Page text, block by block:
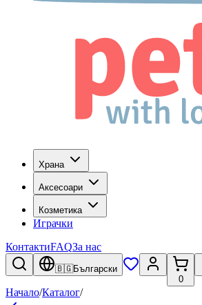
Храна
Аксесоари
Козметика
Играчки
КонтактиFAQЗа нас
🇧🇬Български
0
Начало/Каталог/